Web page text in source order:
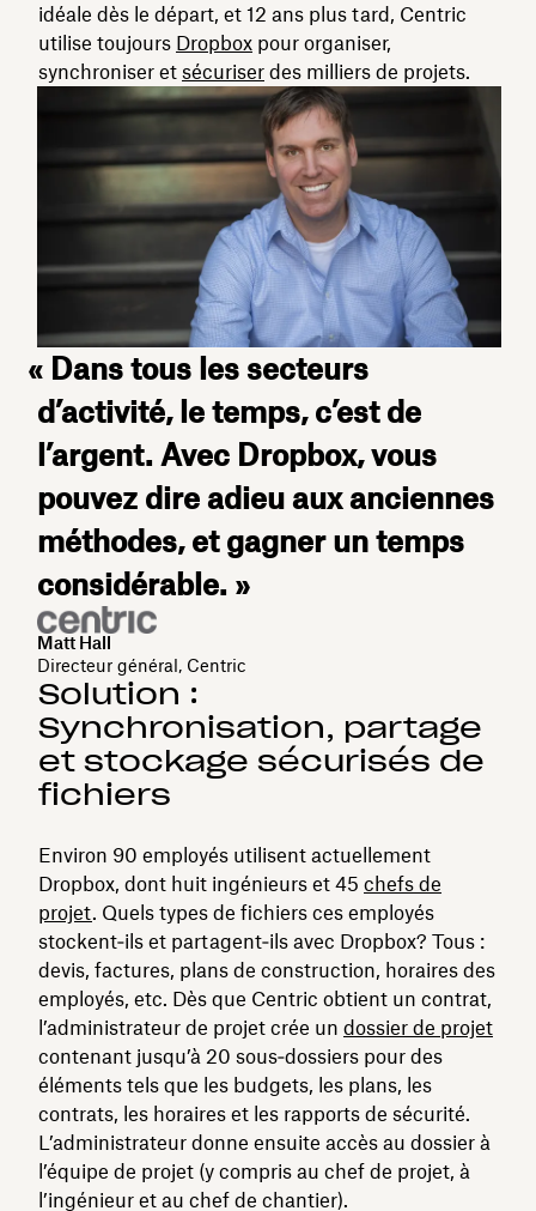
idéale dès le départ, et 12 ans plus tard, Centric
utilise toujours Dropbox pour organiser,
synchroniser et sécuriser des milliers de projets.
« Dans tous les secteurs
d’activité, le temps, c’est de
l’argent. Avec Dropbox, vous
pouvez dire adieu aux anciennes
méthodes, et gagner un temps
considérable. »
Matt Hall
Directeur général, Centric
Solution :
Synchronisation, partage
et stockage sécurisés de
fichiers
Environ 90 employés utilisent actuellement
Dropbox, dont huit ingénieurs et 45 chefs de
projet. Quels types de fichiers ces employés
stockent‑ils et partagent‑ils avec Dropbox? Tous :
devis, factures, plans de construction, horaires des
employés, etc. Dès que Centric obtient un contrat,
l’administrateur de projet crée un dossier de projet
contenant jusqu’à 20 sous‑dossiers pour des
éléments tels que les budgets, les plans, les
contrats, les horaires et les rapports de sécurité.
L’administrateur donne ensuite accès au dossier à
l’équipe de projet (y compris au chef de projet, à
l’ingénieur et au chef de chantier).